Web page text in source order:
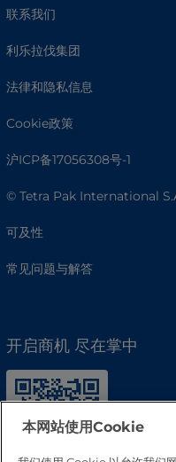
联系我们
利乐拉伐集团
法律和隐私信息
Cookie政策
沪ICP备17056308号-1
© Tetra Pak International
可及性
常见问题与解答
开启商机 尽在掌中
本网站使用Cookie